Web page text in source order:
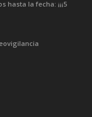
la fecha: ¡¡¡5